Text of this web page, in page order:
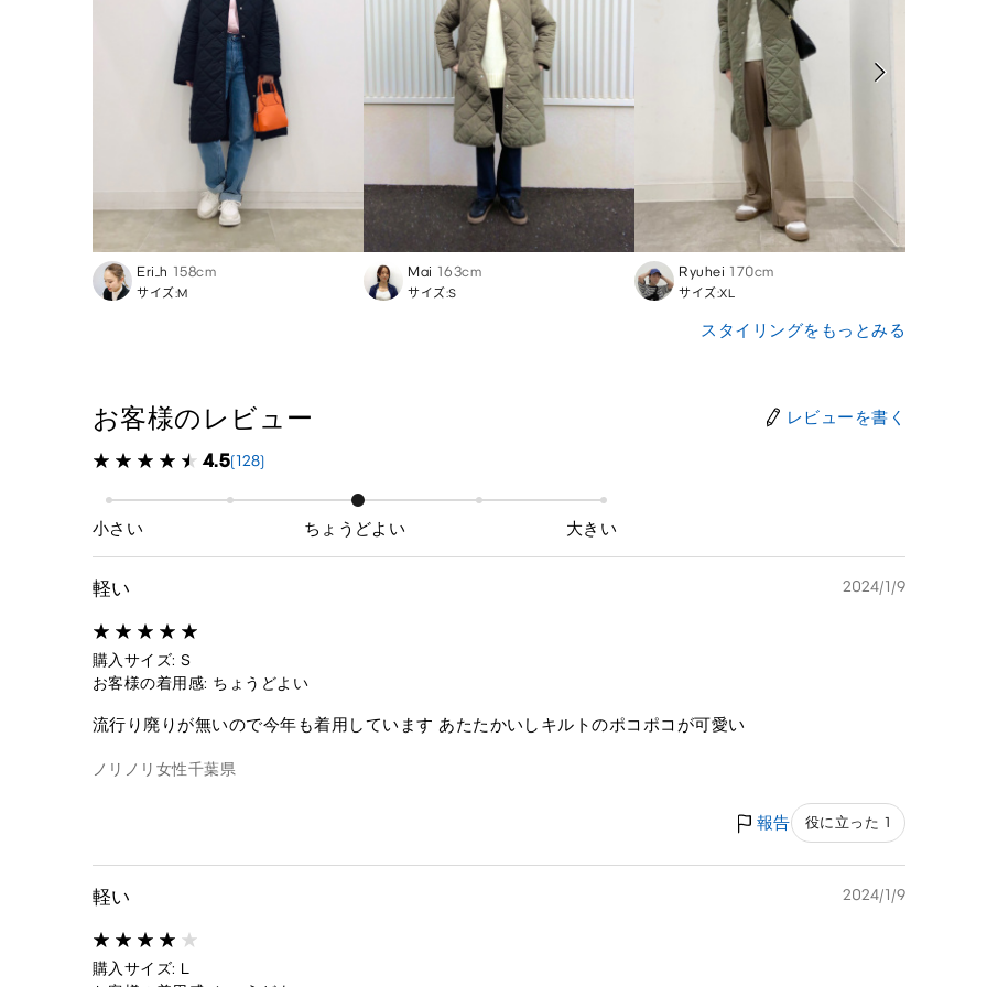
Eri_h 158cm
サイズ:M
Mai 163cm
サイズ:S
Ryuhei 170cm
サイズ:XL
スタイリングをもっとみる
お客様のレビュー レビューを書く
4.5(128)
小さい ちょうどよい 大きい
軽い 2024/1/9
購入サイズ: S
お客様の着用感: ちょうどよい
流行り廃りが無いので今年も着用しています あたたかいしキルトのポコポコが可愛い
ノリノリ 女性千葉県
報告 役に立った 1
軽い 2024/1/9
購入サイズ: L